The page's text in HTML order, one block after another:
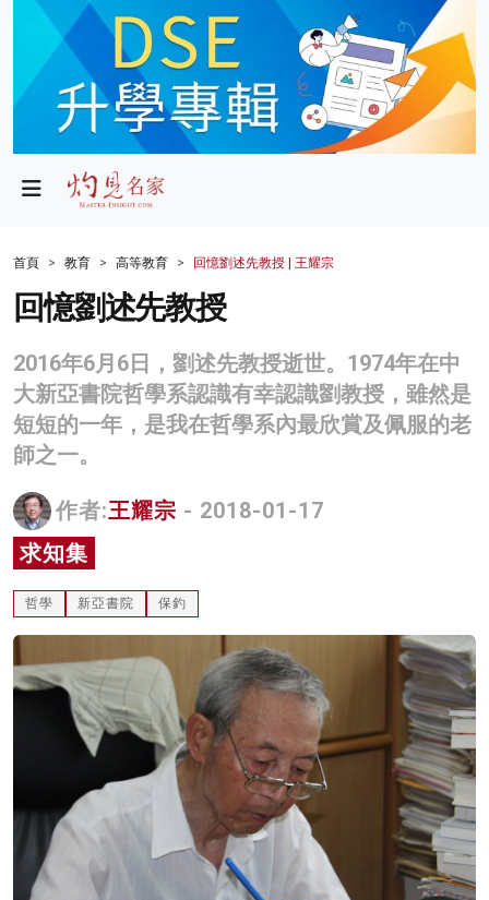
政局
財經
生活
商業
科技
名家榜
灼見活動
關於我們
首頁 教育 高等教育 回憶劉述先教授 | 王耀宗
回憶劉述先教授
2016年6月6日，劉述先教授逝世。1974年在中
大新亞書院哲學系認識有幸認識劉教授，雖然是
短短的一年，是我在哲學系內最欣賞及佩服的老
師之一。
作者:王耀宗 - 2018-01-17
求知集
哲學 新亞書院 保釣